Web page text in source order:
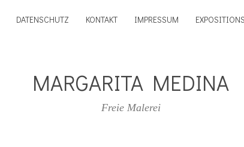
DATENSCHUTZ KONTAKT IMPRESSUM EXPOSITIONS
MARGARITA MEDINA
Freie Malerei